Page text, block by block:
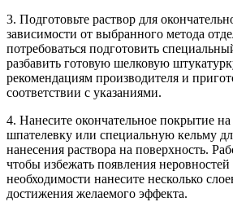
3. Подготовьте раствор для
зависимости от выбранного метода
потребоваться подготовить
разбавить готовую шелковую
рекомендациям производителя и
соответствии с указаниями.
4. Нанесите окончательное покрытие
шпателевку или специальную кельму
нанесения раствора на поверхность.
чтобы избежать появления
необходимости нанесите несколько
достижения желаемого эффекта.